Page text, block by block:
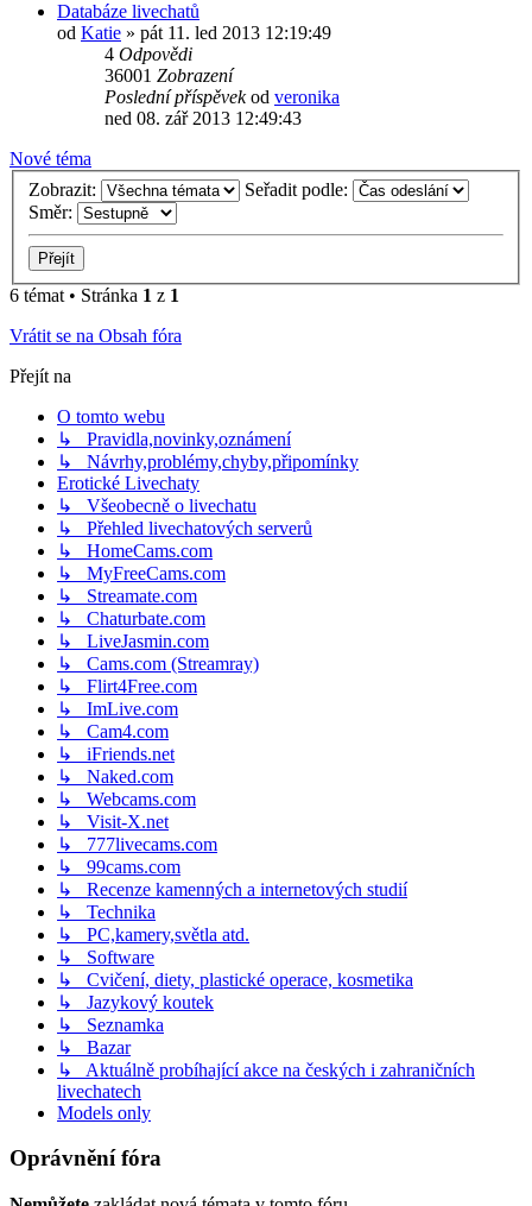
Databáze livechatů
od Katie » pát 11. led 2013 12:19:49
4 Odpovědi
36001 Zobrazení
Poslední příspěvekod veronika
ned 08. zář 2013 12:49:43
Nové téma
Zobrazit:
Seřadit podle:
Směr:
6 témat • Stránka 1 z 1
Vrátit se na Obsah fóra
Přejít na
O tomto webu
↳ Pravidla,novinky,oznámení
↳ Návrhy,problémy,chyby,připomínky
Erotické Livechaty
↳ Všeobecně o livechatu
↳ Přehled livechatových serverů
↳ HomeCams.com
↳ MyFreeCams.com
↳ Streamate.com
↳ Chaturbate.com
↳ LiveJasmin.com
↳ Cams.com (Streamray)
↳ Flirt4Free.com
↳ ImLive.com
↳ Cam4.com
↳ iFriends.net
↳ Naked.com
↳ Webcams.com
↳ Visit-X.net
↳ 777livecams.com
↳ 99cams.com
↳ Recenze kamenných a internetových studií
↳ Technika
↳ PC,kamery,světla atd.
↳ Software
↳ Cvičení, diety, plastické operace, kosmetika
↳ Jazykový koutek
↳ Seznamka
↳ Bazar
↳ Aktuálně probíhající akce na českých i zahraničních
livechatech
Models only
Oprávnění fóra